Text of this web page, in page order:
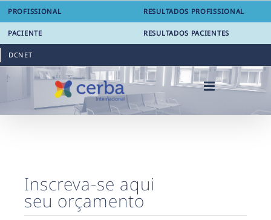
Skip
content
PROFISSIONAL RESULTADOS PROFISSIONAL
PACIENTE RESULTADOS PACIENTES
DCNET
Inscreva-se aqui
seu orçamento